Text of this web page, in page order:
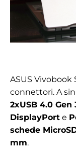
ASUS Vivobook
connettori. A
2xUSB 4.0 Gen
DisplayPort e
schede
mm.